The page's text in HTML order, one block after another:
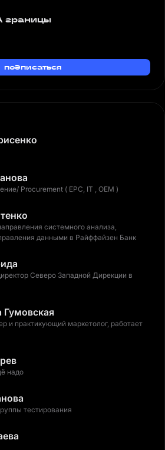
границы
подписаться
Procurement ( EPC, IT , OEM )
системного анализа,
данными в Райффайзен Банк
Северо Западной Дирекции в
Гумовская
и практикующий маркетолог, работает
надо
тестирования